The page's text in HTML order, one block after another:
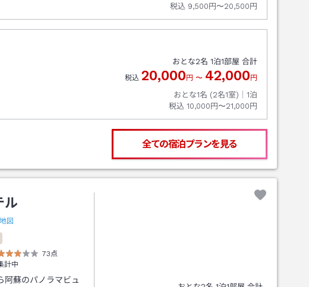
税込 9,500円〜20,500円
おとな2名 1泊1部屋 合計
税込 20,000 円 〜 42,000 円
おとな1名 (2名1室)｜ 1泊
税込 10,000円〜21,000円
全ての宿泊プランを見る
ル
地図
73点
計中
阿蘇のパノラマビュ